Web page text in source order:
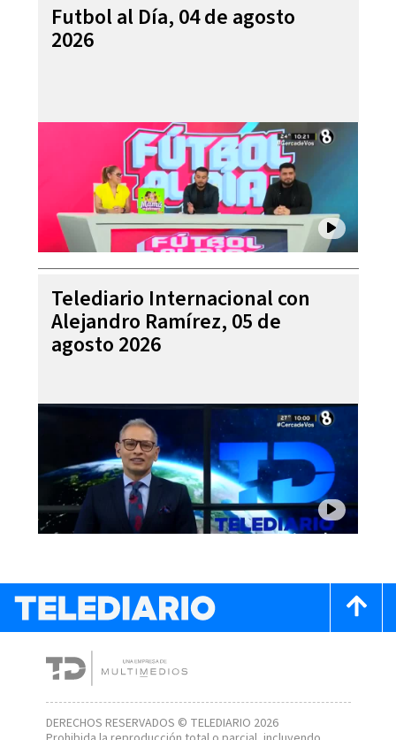
Futbol al Día, 04 de agosto
2026
Telediario Internacional con
Alejandro Ramírez, 05 de
agosto 2026
DERECHOS RESERVADOS © TELEDIARIO 2026